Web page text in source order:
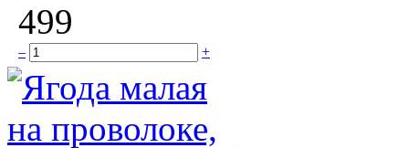
499
– +